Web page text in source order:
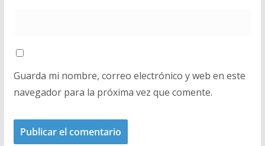
Guarda mi nombre, correo electrónico y web en este
navegador para la próxima vez que comente.